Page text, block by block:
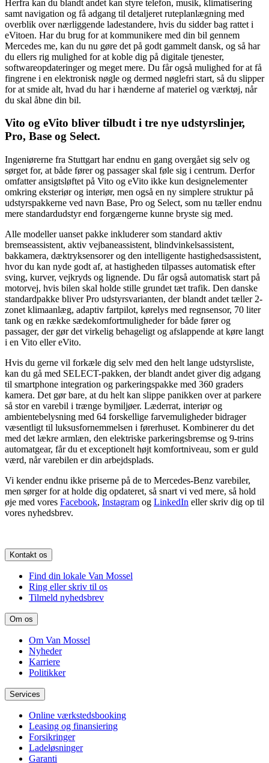
Herfra kan du blandt andet kan styre telefon, musik, klimatisering
samt navigation og få adgang til detaljeret ruteplanlægning med
overblik over nærliggende ladestandere, hvis du sidder bag rattet i
eVitoen. Har du brug for at kommunikere med din bil gennem
Mercedes me, kan du nu gøre det på godt gammelt dansk, og så har
du ellers rig mulighed for at koble dig på digitale tjenester,
softwareopdateringer og meget mere. Du får også mulighed for at få
fingrene i en elektronisk nøgle og dermed nøglefri start, så du slipper
for at smide alt, hvad du har i hænderne af materiel og værktøj, når
du skal åbne din bil.
Vito og eVito bliver tilbudt i tre nye udstyrslinjer,
Pro, Base og Select.
Ingeniørerne fra Stuttgart har endnu en gang overgået sig selv og
sørget for, at både fører og passager skal føle sig i centrum. Derfor
omfatter ansigtsløftet på Vito og eVito ikke kun designelementer
omkring eksteriør og interiør, men også en ny simplere struktur på
udstyrspakkerne ved navn Base, Pro og Select, som nu tæller endnu
mere standardudstyr end forgængerne kunne bryste sig med.
Alle modeller uanset pakke inkluderer som standard aktiv
bremseassistent, aktiv vejbaneassistent, blindvinkelsassistent,
bakkamera, dæktryksensorer og den intelligente hastighedsassistent,
hvor du kan nyde godt af, at hastigheden tilpasses automatisk efter
sving, kurver, vejkryds og lignende. Du får også automatisk start på
motorvej, hvis bilen skal holde stille grundet tæt trafik. Den danske
standardpakke bliver Pro udstyrsvarianten, der blandt andet tæller 2-
zonet klimaanlæg, adaptiv fartpilot, kørelys med regnsensor, 70 liter
tank og en række sædekomfortmuligheder for både fører og
passager, der gør det virkelig behageligt og afslappende at køre langt
i en Vito eller eVito.
Hvis du gerne vil forkæle dig selv med den helt lange udstyrsliste,
kan du gå med SELECT-pakken, der blandt andet giver dig adgang
til smartphone integration og parkeringspakke med 360 graders
kamera. Det gør bare, at du helt kan slippe panikken over at parkere
så stor en varebil i trænge bymiljøer. Læderrat, interiør og
ambientebelysning med 64 forskellige farvemuligheder bidrager
væsentligt til luksusfornemmelsen i førerhuset. Kombinerer du det
med det lækre armlæn, den elektriske parkeringsbremse og 9-trins
automatgear, får du et exceptionelt højt komfortniveau, som er guld
værd, når varebilen er din arbejdsplads.
Vi kender endnu ikke priserne på de to Mercedes-Benz varebiler,
men sørger for at holde dig opdateret, så snart vi ved mere, så hold
øje med vores Facebook, Instagram og LinkedIn eller skriv dig op til
vores nyhedsbrev.
Kontakt os
Find din lokale Van Mossel
Ring eller skriv til os
Tilmeld nyhedsbrev
Om os
Om Van Mossel
Nyheder
Karriere
Politikker
Services
Online værkstedsbooking
Leasing og finansiering
Forsikringer
Ladeløsninger
Garanti